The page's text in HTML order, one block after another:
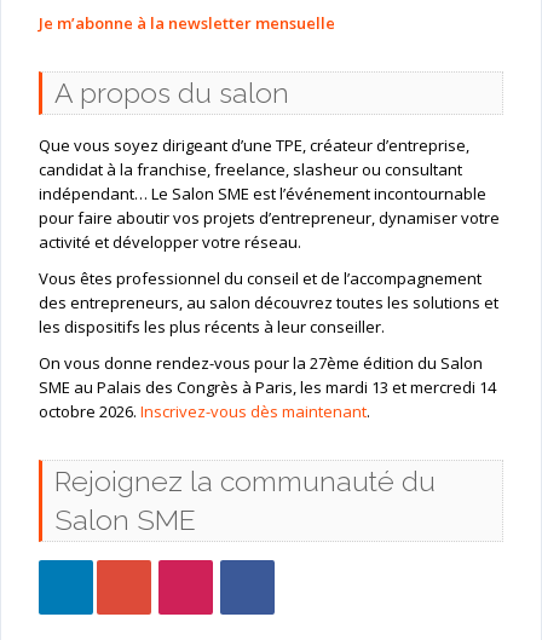
Je m’abonne à la newsletter mensuelle
A propos du salon
Que vous soyez dirigeant d’une TPE, créateur d’entreprise,
candidat à la franchise, freelance, slasheur ou consultant
indépendant… Le Salon SME est l’événement incontournable
pour faire aboutir vos projets d’entrepreneur, dynamiser votre
activité et développer votre réseau.
Vous êtes professionnel du conseil et de l’accompagnement
des entrepreneurs, au salon découvrez toutes les solutions et
les dispositifs les plus récents à leur conseiller.
On vous donne rendez-vous pour la 27ème édition du Salon
SME au Palais des Congrès à Paris, les mardi 13 et mercredi 14
octobre 2026. Inscrivez-vous dès maintenant.
Rejoignez la communauté du
Salon SME